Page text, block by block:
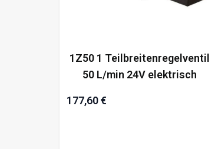
1Z50 1 Teilbreitenregelventil
50 L/min 24V elektrisch
177,60 €